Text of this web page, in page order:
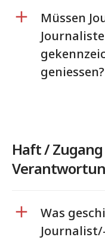
Müssen
geniessen?
Haft /
Was